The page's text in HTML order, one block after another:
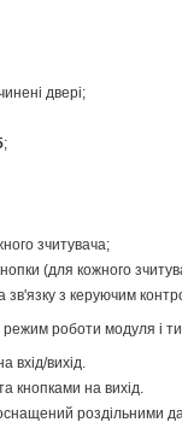
двері;
;
зчитувача;
(для кожного
зв'язку з керуючим
роботи модуля і
вхід/вихід.
кнопками на вихід.
роздільними